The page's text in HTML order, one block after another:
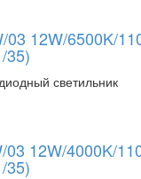
03 12W/6500K/
35)
светильник
03 12W/4000K/
35)